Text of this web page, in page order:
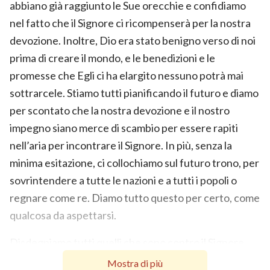
abbiano già raggiunto le Sue orecchie e confidiamo
nel fatto che il Signore ci ricompenserà per la nostra
devozione. Inoltre, Dio era stato benigno verso di noi
prima di creare il mondo, e le benedizioni e le
promesse che Egli ci ha elargito nessuno potrà mai
sottrarcele. Stiamo tutti pianificando il futuro e diamo
per scontato che la nostra devozione e il nostro
impegno siano merce di scambio per essere rapiti
nell’aria per incontrare il Signore. In più, senza la
minima esitazione, ci collochiamo sul futuro trono, per
sovrintendere a tutte le nazioni e a tutti i popoli o
regnare come re. Diamo tutto questo per certo, come
qualcosa da aspettarsi.
Gesù; alla fine, costoro saranno tutti annientati. Chi
Mostra di più